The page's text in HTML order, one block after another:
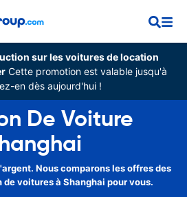
sur les voitures de location
Cette promotion est valable jusqu'à
en dès aujourd'hui !
De Voiture
Nous comparons les offres des
voitures à Shanghai pour vous.